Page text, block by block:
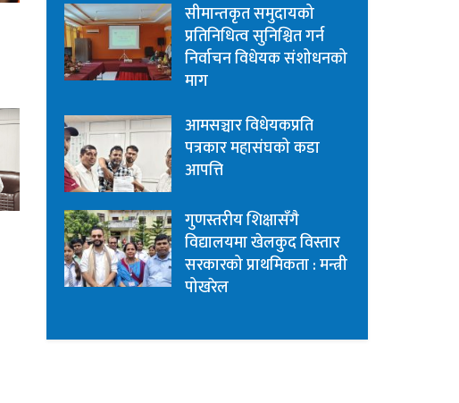
सीमान्तकृत समुदायको
प्रतिनिधित्व सुनिश्चित गर्न
निर्वाचन विधेयक संशोधनको
माग
आमसञ्चार विधेयकप्रति
पत्रकार महासंघको कडा
आपत्ति
गुणस्तरीय शिक्षासँगै
विद्यालयमा खेलकुद विस्तार
सरकारको प्राथमिकता : मन्त्री
पोखरेल